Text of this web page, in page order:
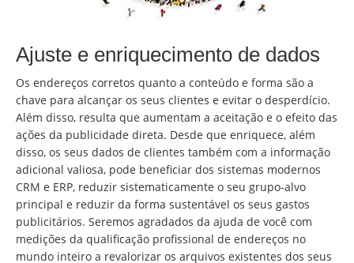
Ajuste e enriquecimento de dados
Os endereços corretos quanto a conteúdo e forma são a
chave para alcançar os seus clientes e evitar o desperdício.
Além disso, resulta que aumentam a aceitação e o efeito das
ações da publicidade direta. Desde que enriquece, além
disso, os seus dados de clientes também com a informação
adicional valiosa, pode beneficiar dos sistemas modernos
CRM e ERP, reduzir sistematicamente o seu grupo-alvo
principal e reduzir da forma sustentável os seus gastos
publicitários. Seremos agradados da ajuda de você com
medições da qualificação profissional de endereços no
mundo inteiro a revalorizar os arquivos existentes dos seus